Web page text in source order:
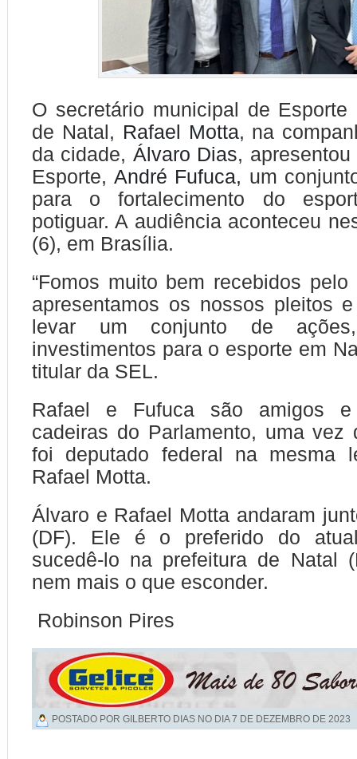
O secretário municipal de
de Natal, Rafael Motta, na
da cidade, Álvaro Dias,
Esporte,André Fufuca, um
para o fortalecimento do
potiguar. A audiência aconteceu
(6), em Brasília.
“Fomos muito bem recebidos
apresentamos os nossos pleitos
levar um conjunto de
investimentos para o esporte em
titular da SEL.
Rafael e Fufuca são amigos
cadeiras do Parlamento, uma vez
foi deputado federal na mesma
Rafael Motta.
Álvaro e Rafael Motta andaram
(DF). Ele é o preferido do
sucedê-lo na prefeitura de Natal
nem mais o que esconder.
Robinson Pires
POSTADO POR GILBERTO DIAS NO DIA7 DE DEZEMBRO DE 2023